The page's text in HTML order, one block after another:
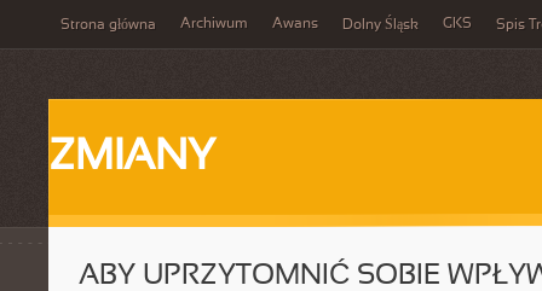
Strona główna Archiwum Awans Dolny Śląsk GKS Spis
ZMIANY
ABY UPRZYTOMNIĆ SOBIE